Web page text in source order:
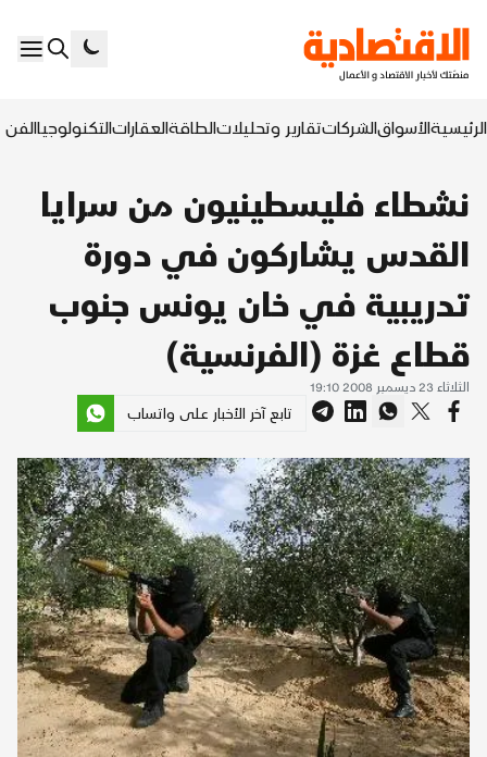
الرئيسيةالأسواقالشركاتتقارير وتحليلاتالطاقةالعقاراتالتكنولوجياالفن
نشطاء فليسطينيون من سرايا
القدس يشاركون في دورة
تدريبية في خان يونس جنوب
قطاع غزة (الفرنسية)
الثلاثاء 23 ديسمبر 2008 19:10
تابع آخر الأخبار على واتساب